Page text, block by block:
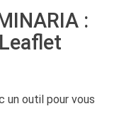
:
un outil pour vous